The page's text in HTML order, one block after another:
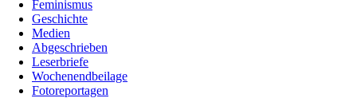
Feminismus
Geschichte
Medien
Abgeschrieben
Leserbriefe
Wochenendbeilage
Fotoreportagen